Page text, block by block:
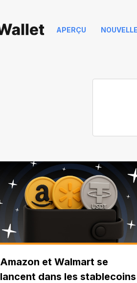
APERÇU
Amazon et Walmart se
lancent dans les stablecoins